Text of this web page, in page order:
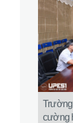
cường